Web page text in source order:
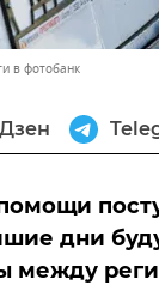
в фотобанк
Дзен
дни
между